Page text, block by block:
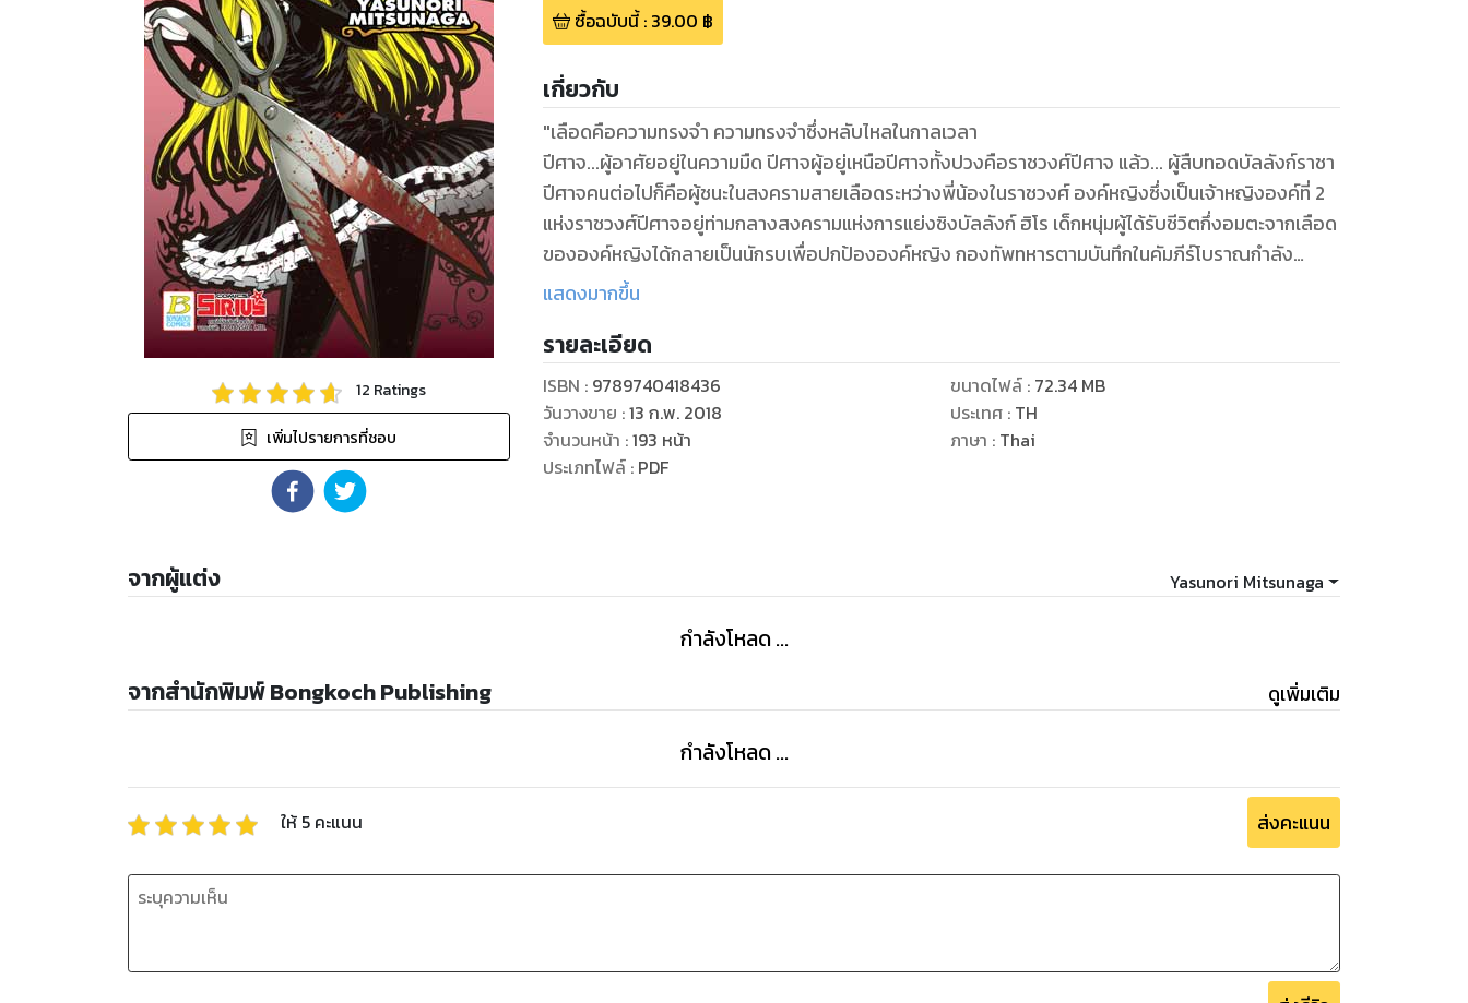
12 Ratings
เพิ่มไปรายการที่ชอบ
ซื้อฉบับนี้: 39.00 ฿
เกี่ยวกับ
"เลือดคือความทรงจำ ความทรงจำซึ่งหลับไหลในกาลเวลา
ปีศาจ...ผู้อาศัยอยู่ในความมืด ปีศาจผู้อยู่เหนือปีศาจทั้งปวงคือราชวงศ์ปีศาจ แล้ว... ผู้สืบทอดบัลลังก์ราชา
ปีศาจคนต่อไปก็คือผู้ชนะในสงครามสายเลือดระหว่างพี่น้องในราชวงศ์ องค์หญิงซึ่งเป็นเจ้าหญิงองค์ที่ 2
แห่งราชวงศ์ปีศาจอยู่ท่ามกลางสงครามแห่งการแย่งชิงบัลลังก์ ฮิโร เด็กหนุ่มผู้ได้รับชีวิตกึ่งอมตะจากเลือด
ขององค์หญิงได้กลายเป็นนักรบเพื่อปกป้ององค์หญิง กองทัพทหารตามบันทึกในคัมภีร์โบราณกำลัง
เคลื่อนทัพเข้ามาใกล้ อีกทั้งปีศาจร้ายในความทรงจำในอดีตที่หันเขี้ยวเข้าหา ผู้ที่เอาชนะกับอันตรายเหล่านี้ได้
แสดงมากขึ้น
รายละเอียด
ISBN : 9789740418436
วันวางขาย :13 ก.พ. 2018
จำนวนหน้า :193 หน้า
ประเภทไฟล์: PDF
ขนาดไฟล์: 72.34 MB
ประเทศ : TH
ภาษา : Thai
จากผู้แต่ง Yasunori Mitsunaga
กำลังโหลด ...
จากสำนักพิมพ์ Bongkoch Publishing ดูเพิ่มเติม
กำลังโหลด ...
ให้ 5 คะแนน ส่งคะแนน